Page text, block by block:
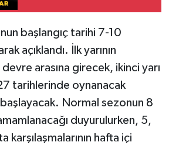
başlangıç tarihi 7-10
açıklandı. İlk yarının
devre arasına girecek, ikinci yarı
tarihlerinde oynanacak
Normal sezonun 8
duyurulurken, 5,
hafta içi